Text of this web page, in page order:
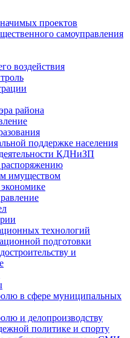
проектов
самоуправления
воздействия
района
поддержке населения
КДНиЗП
имуществом
технологий
подготовки
и
в сфере муниципальных
и делопроизводству
политике и спорту